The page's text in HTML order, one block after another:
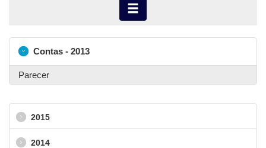
Contas - 2013
Parecer
2015
2014